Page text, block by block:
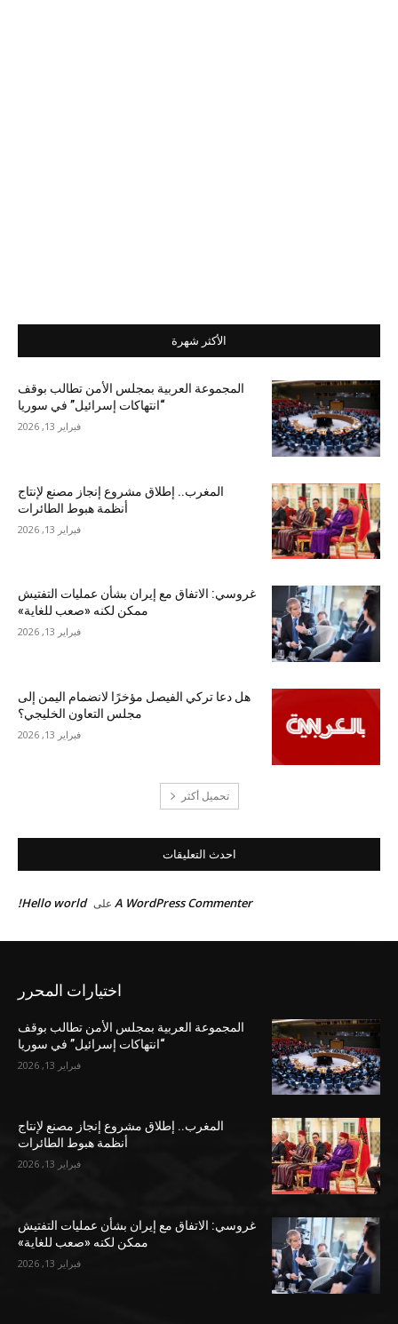
الأكثر شهرة
المجموعة العربية بمجلس الأمن تطالب بوقف
“انتهاكات إسرائيل” في سوريا
فبراير 13, 2026
المغرب.. إطلاق مشروع إنجاز مصنع لإنتاج
أنظمة هبوط الطائرات
فبراير 13, 2026
غروسي: الاتفاق مع إيران بشأن عمليات التفتيش
ممكن لكنه «صعب للغاية»
فبراير 13, 2026
هل دعا تركي الفيصل مؤخرًا لانضمام اليمن إلى
مجلس التعاون الخليجي؟
فبراير 13, 2026
تحميل أكثر
احدث التعليقات
A WordPress Commenter على Hello world!
اختيارات المحرر
المجموعة العربية بمجلس الأمن تطالب بوقف
“انتهاكات إسرائيل” في سوريا
فبراير 13, 2026
المغرب.. إطلاق مشروع إنجاز مصنع لإنتاج
أنظمة هبوط الطائرات
فبراير 13, 2026
غروسي: الاتفاق مع إيران بشأن عمليات التفتيش
ممكن لكنه «صعب للغاية»
فبراير 13, 2026